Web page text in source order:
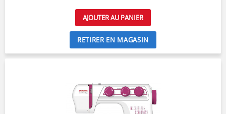
AJOUTER AU PANIER
RETIRER EN MAGASIN